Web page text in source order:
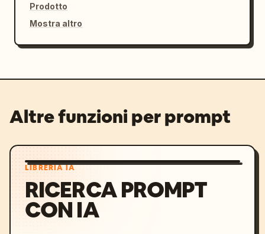
Prodotto
Mostra altro
Altre funzioni per prompt
LIBRERIA IA
RICERCA PROMPT
CON IA